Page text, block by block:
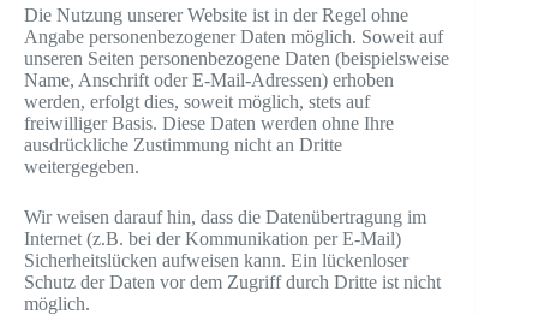
Die Nutzung unserer Website ist in der Regel ohne
Angabe personenbezogener Daten möglich. Soweit auf
unseren Seiten personenbezogene Daten (beispielsweise
Name, Anschrift oder E-Mail-Adressen) erhoben
werden, erfolgt dies, soweit möglich, stets auf
freiwilliger Basis. Diese Daten werden ohne Ihre
ausdrückliche Zustimmung nicht an Dritte
weitergegeben.
Wir weisen darauf hin, dass die Datenübertragung im
Internet (z.B. bei der Kommunikation per E-Mail)
Sicherheitslücken aufweisen kann. Ein lückenloser
Schutz der Daten vor dem Zugriff durch Dritte ist nicht
möglich.